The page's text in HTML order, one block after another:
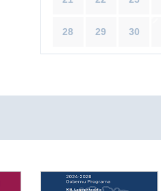
28 29 30